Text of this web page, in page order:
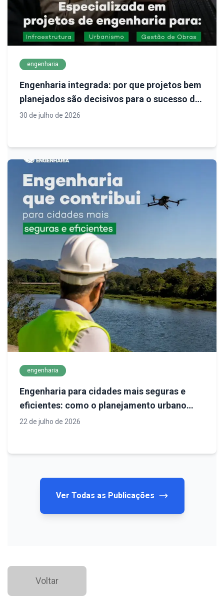
engenharia
Engenharia integrada: por que projetos bem
planejados são decisivos para o sucesso de
empreendimentos
30 de julho de 2026
engenharia
Engenharia para cidades mais seguras e
eficientes: como o planejamento urbano
define o futuro da infraestrutura
22 de julho de 2026
Ver Todas as Publicações
Voltar